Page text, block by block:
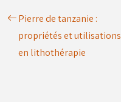
Pierre de tanzanie :
propriétés et utilisations
en lithothérapie